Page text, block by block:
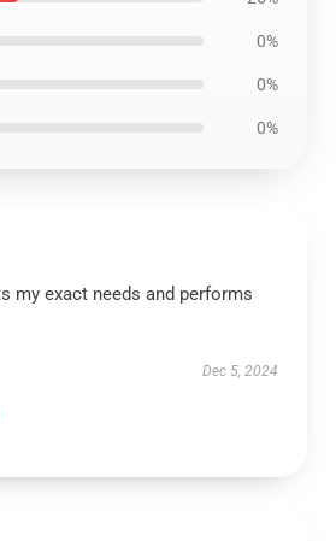
0%
0%
0%
my exact needs and performs
Dec 5, 2024